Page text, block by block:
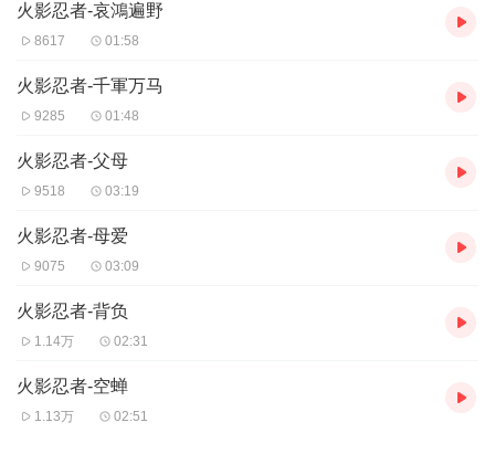
火影忍者-哀鴻遍野
8617 01:58
火影忍者-千軍万马
9285 01:48
火影忍者-父母
9518 03:19
火影忍者-母爱
9075 03:09
火影忍者-背负
1.14万 02:31
火影忍者-空蝉
1.13万 02:51